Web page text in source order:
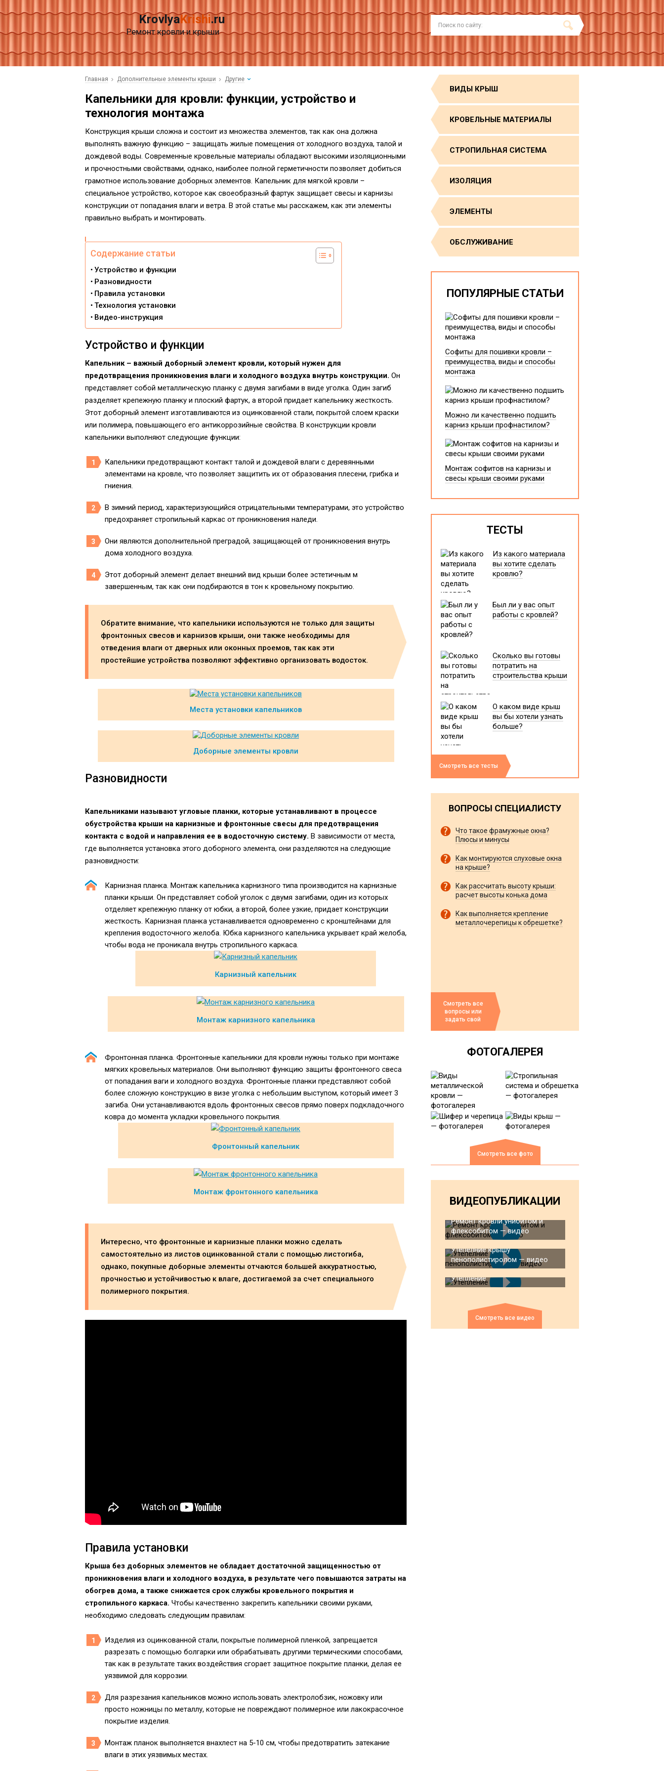
KrovlyaKrishi.ru
Ремонт кровли и крыши
Главная Дополнительные элементы крыши Другие
Капельники для кровли: функции, устройство и
технология монтажа
Конструкция крыши сложна и состоит из множества элементов, так как она должна
выполнять важную функцию – защищать жилые помещения от холодного воздуха, талой и
дождевой воды. Современные кровельные материалы обладают высокими изоляционными
и прочностными свойствами, однако, наиболее полной герметичности позволяет добиться
грамотное использование доборных элементов. Капельник для мягкой кровли –
специальное устройство, которое как своеобразный фартук защищает свесы и карнизы
конструкции от попадания влаги и ветра. В этой статье мы расскажем, как эти элементы
правильно выбрать и монтировать.
Содержание статьи
Устройство и функции
Разновидности
Правила установки
Технология установки
Видео-инструкция
Устройство и функции
Капельник – важный доборный элемент кровли, который нужен для
предотвращения проникновения влаги и холодного воздуха внутрь конструкции. Он
представляет собой металлическую планку с двумя загибами в виде уголка. Один загиб
разделяет крепежную планку и плоский фартук, а второй придает капельнику жесткость.
Этот доборный элемент изготавливаются из оцинкованной стали, покрытой слоем краски
или полимера, повышающего его антикоррозийные свойства. В конструкции кровли
капельники выполняют следующие функции:
Капельники предотвращают контакт талой и дождевой влаги с деревянными
элементами на кровле, что позволяет защитить их от образования плесени, грибка и
гниения.
В зимний период, характеризующийся отрицательными температурами, это устройство
предохраняет стропильный каркас от проникновения наледи.
Они являются дополнительной преградой, защищающей от проникновения внутрь
дома холодного воздуха.
Этот доборный элемент делает внешний вид крыши более эстетичным м
завершенным, так как они подбираются в тон к кровельному покрытию.
Обратите внимание, что капельники используются не только для защиты
фронтонных свесов и карнизов крыши, они также необходимы для
отведения влаги от дверных или оконных проемов, так как эти
простейшие устройства позволяют эффективно организовать водосток.
Места установки капельников
Доборные элементы кровли
Разновидности
Капельниками называют угловые планки, которые устанавливают в процессе
обустройства крыши на карнизные и фронтонные свесы для предотвращения
контакта с водой и направления ее в водосточную систему. В зависимости от места,
где выполняется установка этого доборного элемента, они разделяются на следующие
разновидности:
Карнизная планка. Монтаж капельника карнизного типа производится на карнизные
планки крыши. Он представляет собой уголок с двумя загибами, один из которых
отделяет крепежную планку от юбки, а второй, более узкие, придает конструкции
жесткость. Карнизная планка устанавливается одновременно с кронштейнами для
крепления водосточного желоба. Юбка карнизного капельника укрывает край желоба,
чтобы вода не проникала внутрь стропильного каркаса.
Карнизный капельник
Монтаж карнизного капельника
Фронтонная планка. Фронтонные капельники для кровли нужны только при монтаже
мягких кровельных материалов. Они выполняют функцию защиты фронтонного свеса
от попадания ваги и холодного воздуха. Фронтонные планки представляют собой
более сложную конструкцию в визе уголка с небольшим выступом, который имеет 3
загиба. Они устанавливаются вдоль фронтонных свесов прямо поверх подкладочного
ковра до момента укладки кровельного покрытия.
Фронтонный капельник
Монтаж фронтонного капельника
Интересно, что фронтонные и карнизные планки можно сделать
самостоятельно из листов оцинкованной стали с помощью листогиба,
однако, покупные доборные элементы отчаются большей аккуратностью,
прочностью и устойчивостью к влаге, достигаемой за счет специального
полимерного покрытия.
Правила установки
Крыша без доборных элементов не обладает достаточной защищенностью от
проникновения влаги и холодного воздуха, в результате чего повышаются затраты на
обогрев дома, а также снижается срок службы кровельного покрытия и
стропильного каркаса. Чтобы качественно закрепить капельники своими руками,
необходимо следовать следующим правилам:
Изделия из оцинкованной стали, покрытые полимерной пленкой, запрещается
разрезать с помощью болгарки или обрабатывать другими термическими способами,
так как в результате таких воздействия сгорает защитное покрытие планки, делая ее
уязвимой для коррозии.
Для разрезания капельников можно использовать электролобзик, ножовку или
просто ножницы по металлу, которые не повреждают полимерное или лакокрасочное
покрытие изделия.
Монтаж планок выполняется внахлест на 5-10 см, чтобы предотвратить затекание
влаги в этих уязвимых местах.
ВИДЫ КРЫШ
КРОВЕЛЬНЫЕ МАТЕРИАЛЫ
СТРОПИЛЬНАЯ СИСТЕМА
ИЗОЛЯЦИЯ
ЭЛЕМЕНТЫ
ОБСЛУЖИВАНИЕ
ПОПУЛЯРНЫЕ СТАТЬИ
Софиты для пошивки кровли –
преимущества, виды и способы
монтажа
Можно ли качественно подшить
карниз крыши профнастилом?
Монтаж софитов на карнизы и
свесы крыши своими руками
ТЕСТЫ
Из какого материала
вы хотите сделать
кровлю?
Был ли у вас опыт
работы с кровлей?
Сколько вы готовы
потратить на
строительства крыши
О каком виде крыш
вы бы хотели узнать
больше?
Смотреть все тесты
ВОПРОСЫ СПЕЦИАЛИСТУ
Что такое фрамужные окна?
Плюсы и минусы
Как монтируются слуховые окна
на крыше?
Как рассчитать высоту крыши:
расчет высоты конька дома
Как выполняется крепление
металлочерепицы к обрешетке?
Смотреть все
вопросы или
задать свой
ФОТОГАЛЕРЕЯ
Смотреть все фото
ВИДЕОПУБЛИКАЦИИ
Ремонт кровли унибитом и
флексобитом — видео
Утепелние крышу
пенополистиролом — видео
Утепление
Смотреть все видео